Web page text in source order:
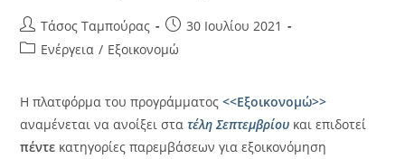
Τάσος Ταμπούρας
30 Ιουλίου 2021
Ενέργεια / Εξοικονομώ
Η πλατφόρμα του προγράμματος<<Εξοικονομώ>>
αναμένεται να ανοίξει στατέλη Σεπτεμβρίου και επιδοτεί
πέντε κατηγορίες παρεμβάσεων για εξοικονόμηση